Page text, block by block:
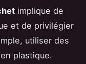
implique de
et de privilégier
utiliser des
plastique.